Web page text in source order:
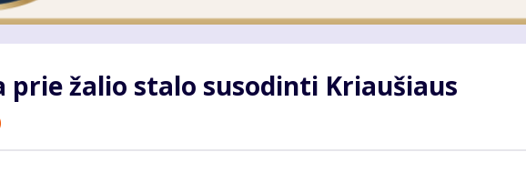
prie žalio stalo susodinti Kriaušiaus